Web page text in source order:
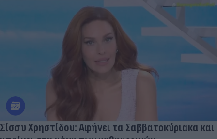
Σίσσυ Χρηστίδου: Αφήνει τα Σαββατοκύριακα και